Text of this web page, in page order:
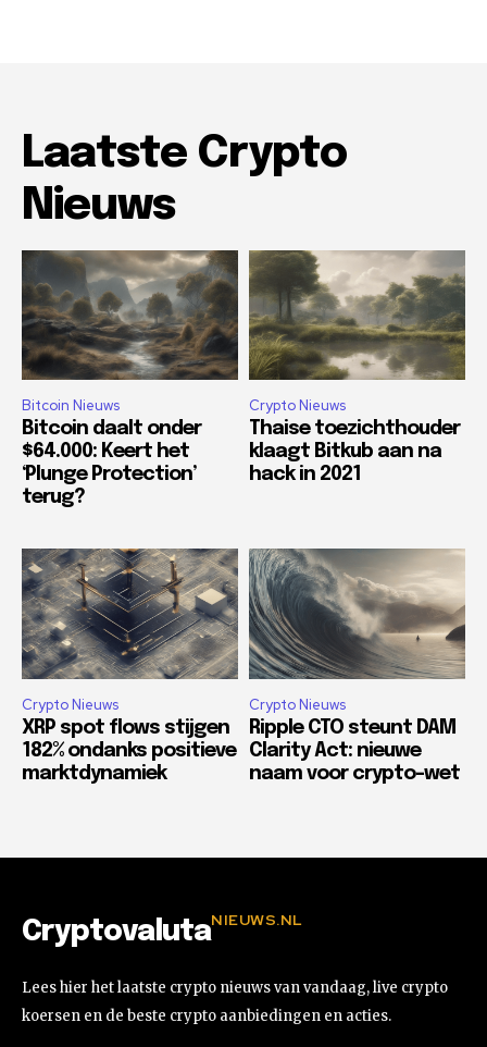
Laatste Crypto
Nieuws
Bitcoin Nieuws
Bitcoin daalt onder
$64.000: Keert het
‘Plunge Protection’
terug?
Crypto Nieuws
Thaise toezichthouder
klaagt Bitkub aan na
hack in 2021
Crypto Nieuws
XRP spot flows stijgen
182% ondanks positieve
marktdynamiek
Crypto Nieuws
Ripple CTO steunt DAM
Clarity Act: nieuwe
naam voor crypto-wet
CryptovalutaNIEUWS.NL
Lees hier het laatste crypto nieuws van vandaag, live crypto
koersen en de beste crypto aanbiedingen en acties.